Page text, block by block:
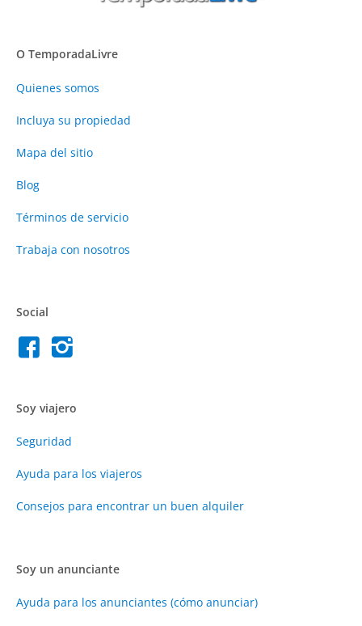
O TemporadaLivre
Quienes somos
Incluya su propiedad
Mapa del sitio
Blog
Términos de servicio
Trabaja con nosotros
Social
Soy viajero
Seguridad
Ayuda para los viajeros
Consejos para encontrar un buen alquiler
Soy un anunciante
Ayuda para los anunciantes (cómo anunciar)